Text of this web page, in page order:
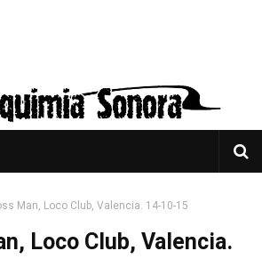
Man, Loco Club, Valencia. 14-10-15
Loco Club, Valencia.